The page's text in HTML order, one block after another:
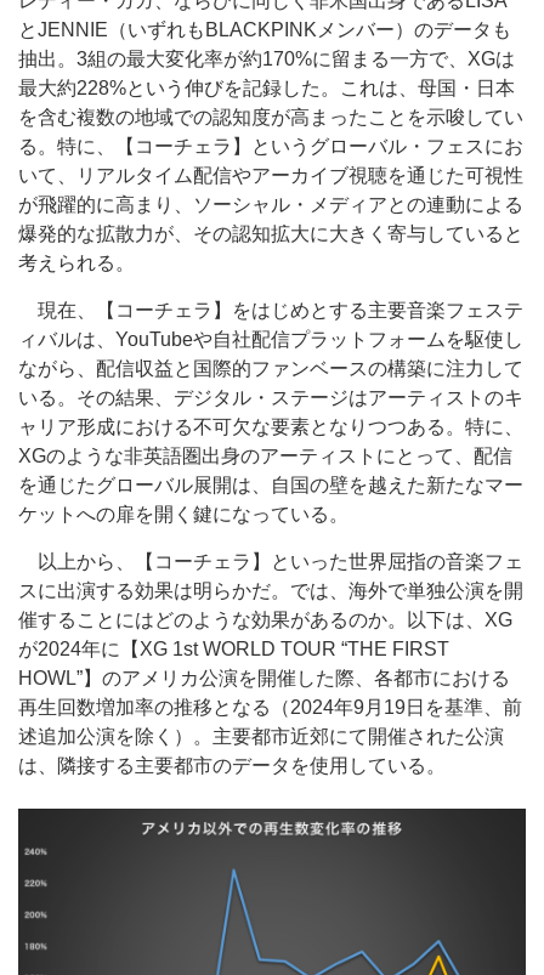
とJENNIE（いずれもBLACKPINKメンバー）のデータも
抽出。3組の最大変化率が約170%に留まる一方で、XGは
最大約228%という伸びを記録した。これは、母国・日本
を含む複数の地域での認知度が高まったことを示唆してい
る。特に、【コーチェラ】というグローバル・フェスにお
いて、リアルタイム配信やアーカイブ視聴を通じた可視性
が飛躍的に高まり、ソーシャル・メディアとの連動による
爆発的な拡散力が、その認知拡大に大きく寄与していると
考えられる。
現在、【コーチェラ】をはじめとする主要音楽フェステ
ィバルは、YouTubeや自社配信プラットフォームを駆使し
ながら、配信収益と国際的ファンベースの構築に注力して
いる。その結果、デジタル・ステージはアーティストのキ
ャリア形成における不可欠な要素となりつつある。特に、
XGのような非英語圏出身のアーティストにとって、配信
を通じたグローバル展開は、自国の壁を越えた新たなマー
ケットへの扉を開く鍵になっている。
以上から、【コーチェラ】といった世界屈指の音楽フェ
スに出演する効果は明らかだ。では、海外で単独公演を開
催することにはどのような効果があるのか。以下は、XG
が2024年に【XG 1st WORLD TOUR “THE FIRST
HOWL”】のアメリカ公演を開催した際、各都市における
再生回数増加率の推移となる（2024年9月19日を基準、前
述追加公演を除く）。主要都市近郊にて開催された公演
は、隣接する主要都市のデータを使用している。